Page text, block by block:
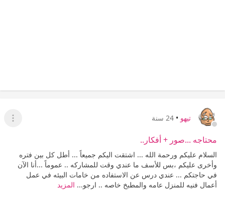
تيهو • 24 سنة
عرض
محتاجه ...صور + أفكار..
السلام عليكم ورحمة الله ... اشتقت اليكم جميعاً ... أطل كل بين فتره
وأخرى عليكم ،بس للأسف ما عندي وقت للمشاركه .. عموماً ...أنا الآن
في حاجتكم ... عندي درس عن الاستفاده من خامات البيئه في عمل
أعمال فنيه للمنزل عامه والمطبخ خاصه .. ارجو... المزيد